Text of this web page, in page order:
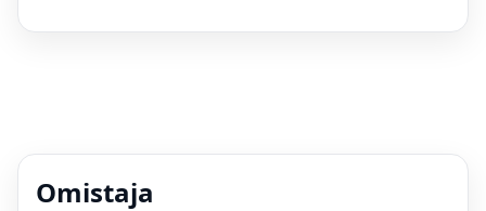
Omistaja